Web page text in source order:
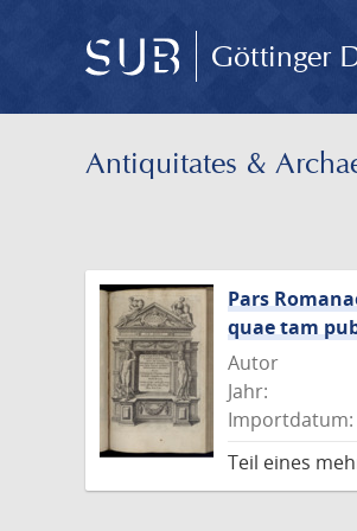
Göttinger
Antiquitates &
Pars
quae tam
Autor
Jahr:
Importdatum:
Teil eines